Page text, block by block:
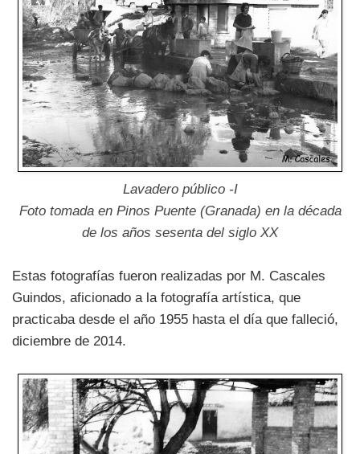
Lavadero público -I
Foto tomada en Pinos Puente (Granada) en la década
de los años sesenta del siglo XX
Estas fotografías fueron realizadas por M. Cascales
Guindos, aficionado a la fotografía artística, que
practicaba desde el año 1955 hasta el día que falleció,
diciembre de 2014.